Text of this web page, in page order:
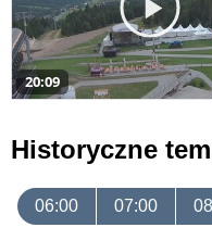
20:09
Historyczne
06:00 07:00